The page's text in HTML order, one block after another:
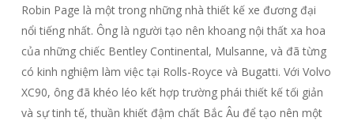
Robin Page là một trong những nhà thiết kế xe đương đại
nổi tiếng nhất. Ông là người tạo nên khoang nội thất xa hoa
của những chiếc Bentley Continental, Mulsanne, và đã từng
có kinh nghiệm làm việc tại Rolls-Royce và Bugatti. Với Volvo
XC90, ông đã khéo léo kết hợp trường phái thiết kế tối giản
và sự tinh tế, thuần khiết đậm chất Bắc Âu để tạo nên một